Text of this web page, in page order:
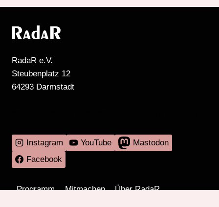
RadaR e.V.
Steubenplatz 12
64293 Darmstadt
Instagram YouTube
Mastodon
Facebook
Programm Mitmachen
Über RadaR